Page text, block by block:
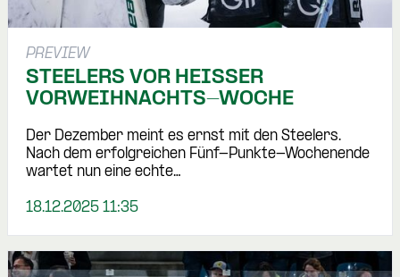
PREVIEW
STEELERS VOR HEISSER V
ORWEIHNACHTS-WOCHE
Der Dezember meint es ernst mit den Steelers.
Nach dem erfolgreichen Fünf-Punkte-Wochenende
wartet nun eine echte…
18.12.2025 11:35